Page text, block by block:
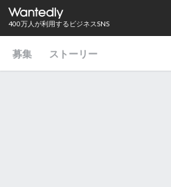
400万人が利用するビジネスSNS
募集 ストーリー